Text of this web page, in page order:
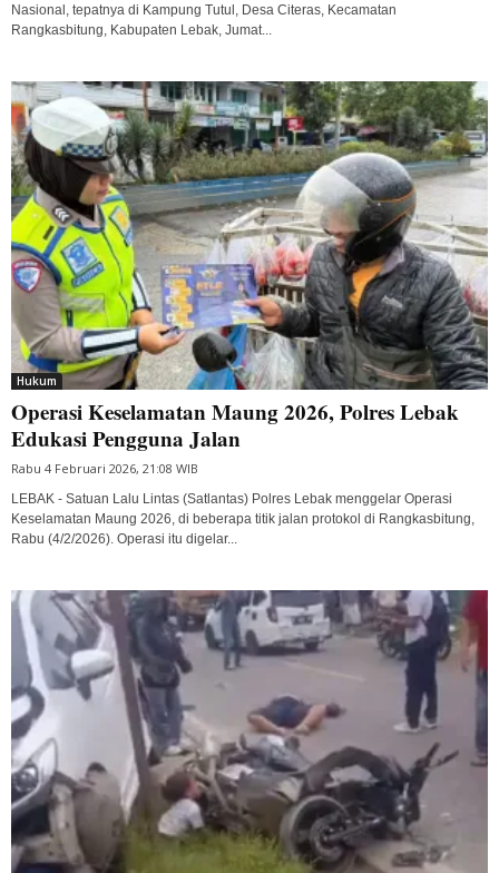
Nasional, tepatnya di Kampung Tutul, Desa Citeras, Kecamatan
Rangkasbitung, Kabupaten Lebak, Jumat...
Hukum
Operasi Keselamatan Maung 2026, Polres Lebak
Edukasi Pengguna Jalan
Rabu 4 Februari 2026, 21:08 WIB
LEBAK - Satuan Lalu Lintas (Satlantas) Polres Lebak menggelar Operasi
Keselamatan Maung 2026, di beberapa titik jalan protokol di Rangkasbitung,
Rabu (4/2/2026). Operasi itu digelar...